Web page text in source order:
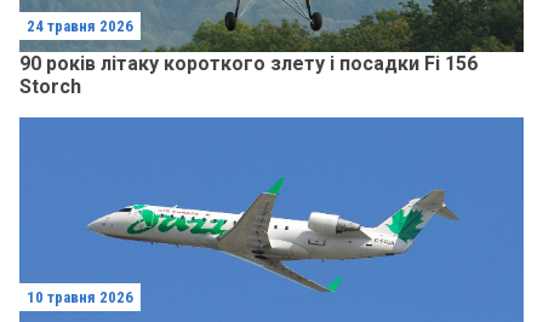
24 травня 2026
90 років літаку короткого злету і посадки Fi 156
Storch
10 травня 2026